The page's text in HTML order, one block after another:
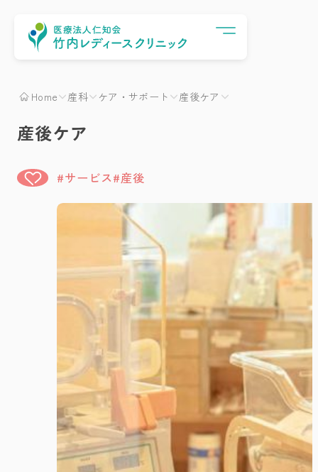
Home 産科 ケア・サポート 産後ケア
産後ケア
サービス 産後